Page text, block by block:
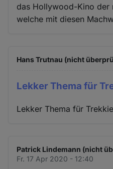
das Hollywood-Kino der
welche mit diesen
Hans Trutnau (nicht
Lekker Thema für
Lekker Thema für
Patrick Lindemann (nicht
Fr. 17 Apr 2020 - 12:40